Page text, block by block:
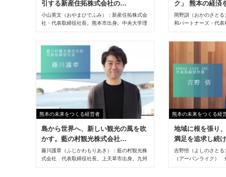
引する新産住拓株式会社の…
小山英文（おやまひでふみ）：新産住拓株式会
社・代表取締役社長。熊本市出身。中央大学理
任。
ク」 熊本の経済
岡野訓（おかのさと
和パートナーズ・代
理士登録。2002年6
2008年11月宮部税理
併し税理士法人熊和（
設立、代表社員就任
トナーズへ組織名を
本駅前(熊本市西区二
熊本の未来をつくる経営者
島から世界へ、新しい観光の風を吹
かす。藍の村観光株式会社…
藤川護章（ふじかわもりあき）：藍の村観光株
式会社 代表取締役社長。上天草市出身。九州
熊本の未来をつくる経
地域に根を張り
満足を追求し続
吉野悟（よしのさとる
（アーバンライク）